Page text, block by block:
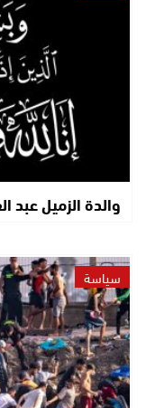
والدة الزميل عبد
سياسة